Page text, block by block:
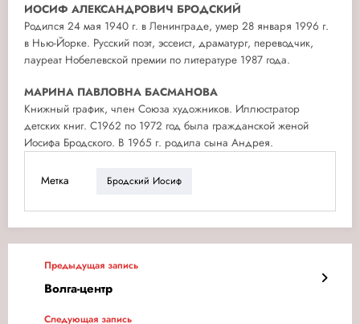
ИОСИФ АЛЕКСАНДРОВИЧ БРОДСКИЙ
Родился 24 мая 1940 г. в Ленинграде, умер 28 января 1996 г.
в Нью-Йорке. Русский поэт, эссеист, драматург, переводчик,
лауреат Нобелевской премии по литературе 1987 года.
МАРИНА ПАВЛОВНА БАСМАНОВА
Книжный график, член Союза художников. Иллюстратор
детских книг. С1962 по 1972 год была гражданской женой
Иосифа Бродского. В 1965 г. родила сына Андрея.
Метка Бродский Иосиф
Предыдущая запись
Волга-центр
Следующая запись